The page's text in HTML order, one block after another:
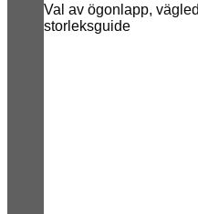
Val av ögonlapp,
storleksguide